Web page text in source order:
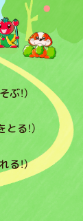
！）
る！）
！）